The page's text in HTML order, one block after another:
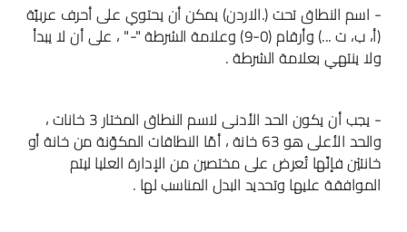
- اسم النطاق تحت (.الاردن) يمكن أن يحتوي على أحرف عربيّة
(أ، ب، ت ...) وأرقام (0-9) وعلامة الشرطة "-" ، على أن لا يبدأ
ولا ينتهي بعلامة الشرطة .
- يجب أن يكون الحد الأدنى لاسم النطاق المختار 3 خانات ،
والحد الأعلى هو 63 خانة ، أمّا النطاقات المكوّنة من خانة أو
خانتيْن فإنّها تُعرض على مختصين من الإدارة العليا ليتم
الموافقة عليها وتحديد البدل المناسب لها .